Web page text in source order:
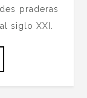
praderas
siglo XXI.